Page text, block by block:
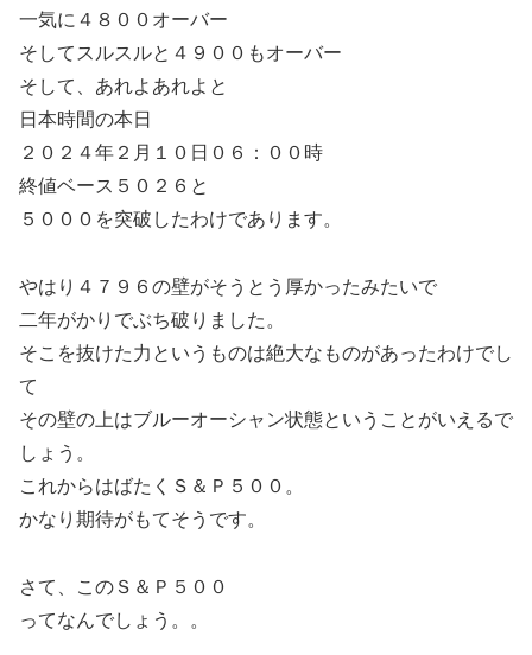
一気に４８００オーバー
そしてスルスルと４９００もオーバー
そして、あれよあれよと
日本時間の本日
２０２４年２月１０日０６：００時
終値ベース５０２６と
５０００を突破したわけであります。
やはり４７９６の壁がそうとう厚かったみたいで
二年がかりでぶち破りました。
そこを抜けた力というものは絶大なものがあったわけでし
て
その壁の上はブルーオーシャン状態ということがいえるで
しょう。
これからはばたくＳ＆Ｐ５００。
かなり期待がもてそうです。
さて、このＳ＆Ｐ５００
ってなんでしょう。。